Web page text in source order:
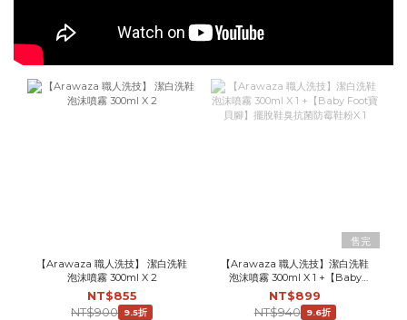
【Arawaza 職人洗技】 潔白洗鞋
泡沫噴霧 300ml X 2
NT$855
NT$900
9.5折
售完
【Arawaza 職人洗技】潔白洗鞋
泡沫噴霧 300ml X 1 +【Baby
Foot寶貝腳】擺脫鞋臭抗菌防霉鞋
粉X 1
NT$899
NT$940
9.6折